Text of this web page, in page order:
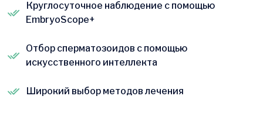
Круглосуточное наблюдение с помощью
EmbryoScope+
Отбор сперматозоидов с помощью
искусственного интеллекта
Широкий выбор методов лечения